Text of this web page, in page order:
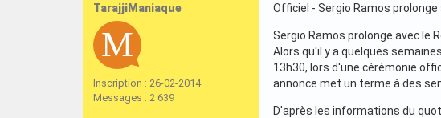
TarajjiManiaque
Inscription : 26-02-2014
Messages : 2 639
Officiel - Sergio Ramos prolonge
Sergio Ramos prolonge avec le
Alors qu'il y a quelques
13h30, lors d'une cérémonie
annonce met un terme à des
D'après les informations du